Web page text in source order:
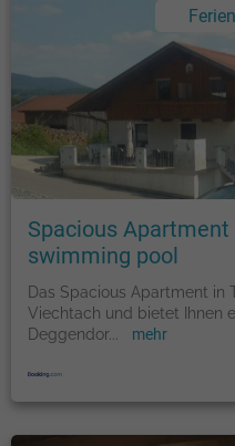
Spacious
swimming pool
Das Spacious Apartment in
Viechtach und bietet Ihnen
Deggendor... mehr